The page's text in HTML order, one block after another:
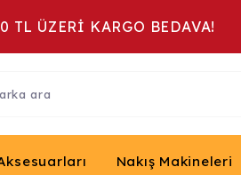
TL ÜZERİ KARGO BEDAVA!
Nakış Makineleri